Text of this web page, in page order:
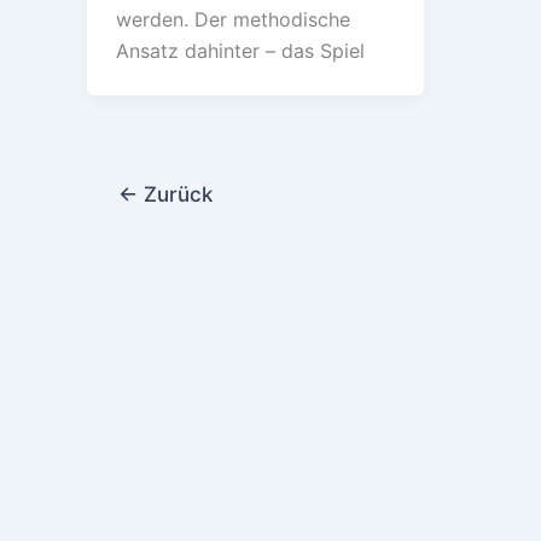
werden. Der methodische
Ansatz dahinter – das Spiel
← Zurück